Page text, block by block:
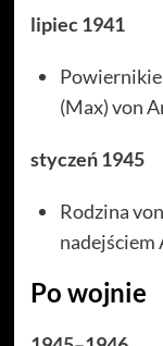
lipiec 1941
(Max) von
styczeń 1945
Rodzina
nadejściem
Po wojnie